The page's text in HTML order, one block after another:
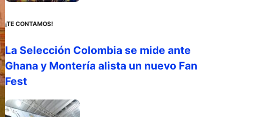
¡TE CONTAMOS!
La Selección Colombia se mide ante
Ghana y Montería alista un nuevo Fan
Fest